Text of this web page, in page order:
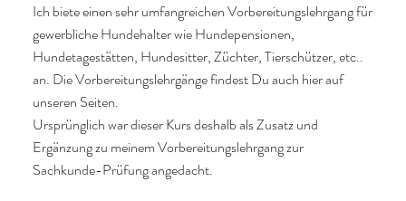
Ich biete einen sehr umfangreichen Vorbereitungslehrgang für
gewerbliche Hundehalter wie Hundepensionen,
Hundetagestätten, Hundesitter, Züchter, Tierschützer, etc..
an. Die Vorbereitungslehrgänge findest Du auch hier auf
unseren Seiten.
Ursprünglich war dieser Kurs deshalb als Zusatz und
Ergänzung zu meinem Vorbereitungslehrgang zur
Sachkunde-Prüfung angedacht.